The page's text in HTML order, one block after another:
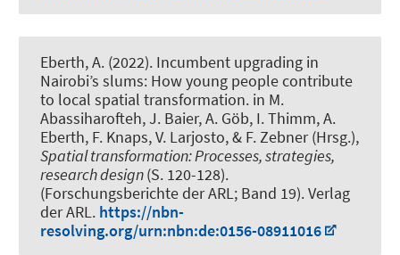
Eberth, A. (2022). Incumbent upgrading in
Nairobi’s slums: How young people contribute
to local spatial transformation. in M.
Abassiharofteh, J. Baier, A. Göb, I. Thimm, A.
Eberth, F. Knaps, V. Larjosto, & F. Zebner (Hrsg.),
Spatial transformation: Processes, strategies,
research design(S. 120-128).
(Forschungsberichte der ARL; Band 19). Verlag
der ARL. https://nbn-
resolving.org/urn:nbn:de:0156-08911016